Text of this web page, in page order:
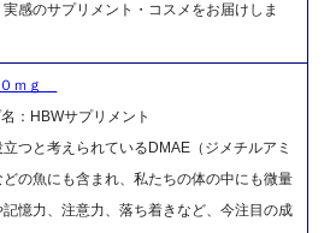
感のサプリメント・コスメをお届けしま
ｍｇ
：HBWサプリメント
つと考えられているDMAE（ジメチルアミ
の魚にも含まれ、私たちの体の中にも微量
憶力、注意力、落ち着きなど、今注目の成